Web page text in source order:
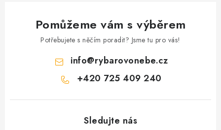
Pomůžeme vám s výběrem
Potřebujete s něčím poradit? Jsme tu pro vás!
info@rybarovonebe.cz
+420 725 409 240